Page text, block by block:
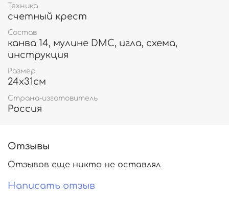
Техника
счетный крест
Состав
канва 14, мулине DMC, игла, схема,
инструкция
Размер
24х31см
Страна-изготовитель
Россия
Отзывы
Отзывов еще никто не оставлял
Написать отзыв